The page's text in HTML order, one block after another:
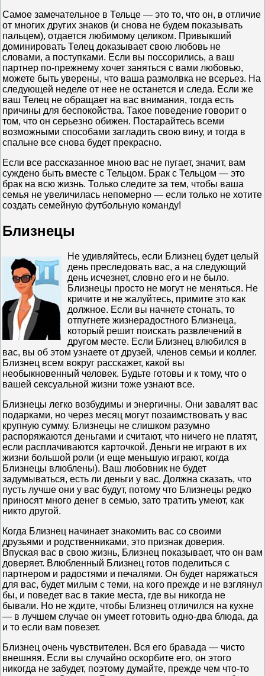
Самое замечательное в Тельце — это то, что он, в отличие
от многих других знаков (и снова не будем показывать
пальцем), отдается любимому целиком. Привыкший
доминировать Телец доказывает свою любовь не
словами, а поступками. Если вы поссорились, а ваш
партнер по-прежнему хочет заняться с вами любовью,
можете быть уверены, что ваша размолвка не всерьез. На
следующей неделе от нее не останется и следа. Если же
ваш Телец не обращает на вас внимания, тогда есть
причины для беспокойства. Такое поведение говорит о
том, что он серьезно обижен. Постарайтесь всеми
возможными способами загладить свою вину, и тогда в
спальне все снова будет прекрасно.
Если все рассказанное мною вас не пугает, значит, вам
суждено быть вместе с Тельцом. Брак с Тельцом — это
брак на всю жизнь. Только следите за тем, чтобы ваша
семья не увеличилась непомерно — если только не хотите
создать семейную футбольную команду!
Близнецы
Не удивляйтесь, если Близнец будет целый
день преследовать вас, а на следующий
день исчезнет, словно его и не было.
Близнецы просто не могут не меняться. Не
кричите и не жалуйтесь, примите это как
должное. Если вы начнете стонать, то
отпугнете жизнерадостного Близнеца,
который решит поискать развлечений в
другом месте. Если Близнец влюбился в
вас, вы об этом узнаете от друзей, членов семьи и коллег.
Близнец всем вокруг расскажет, какой вы
необыкновенный человек. Будьте готовы и к тому, что о
вашей сексуальной жизни тоже узнают все.
Близнецы легко возбудимы и энергичны. Они завалят вас
подарками, но через месяц могут позаимствовать у вас
крупную сумму. Близнецы не слишком разумно
распоряжаются деньгами и считают, что ничего не платят,
если расплачиваются карточкой. Деньги не играют в их
жизни большой роли (и еще меньшую играют, когда
Близнецы влюблены). Ваш любовник не будет
задумываться, есть ли деньги у вас. Должна сказать, что
пусть лучше они у вас будут, потому что Близнецы редко
приносят много денег в семью, зато тратить умеют, как
никто другой.
Когда Близнец начинает знакомить вас со своими
друзьями и родственниками, это признак доверия.
Впуская вас в свою жизнь, Близнец показывает, что он вам
доверяет. Влюбленный Близнец готов поделиться с
партнером и радостями и печалями. Он будет наряжаться
для вас, будет милым с теми, на кого прежде и не взглянул
бы, и поведет вас в такие места, где вы никогда не
бывали. Но не ждите, чтобы Близнец отличился на кухне
— в лучшем случае он умеет готовить одно-два блюда, да
и то если вам повезет.
Близнец очень чувствителен. Вся его бравада — чисто
внешняя. Если вы случайно оскорбите его, он этого
никогда не забудет, поэтому думайте, прежде чем что-то